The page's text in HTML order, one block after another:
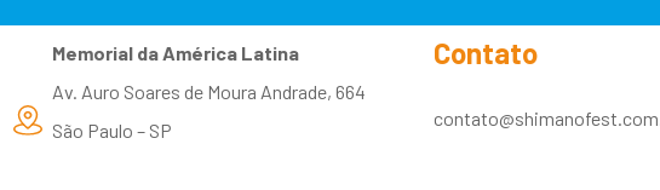
Memorial da América Latina
Av. Auro Soares de Moura Andrade, 664
São Paulo – SP
Contato